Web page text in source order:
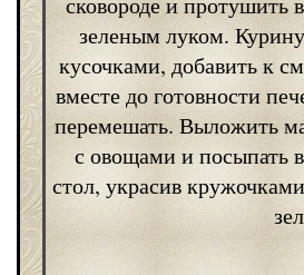
зеленым луком.
кусочками, добавить к
вместе до готовности
перемешать. Выложить
с овощами и посыпать
стол, украсив